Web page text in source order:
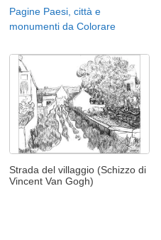
Pagine Paesi, città e
monumenti da Colorare
Strada del villaggio (Schizzo di
Vincent Van Gogh)